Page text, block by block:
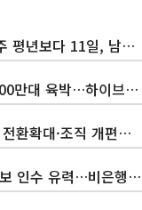
평년보다 11일, 남…
만대 육박…하이브…
환확대·조직 개편…
인수 유력…비은행…